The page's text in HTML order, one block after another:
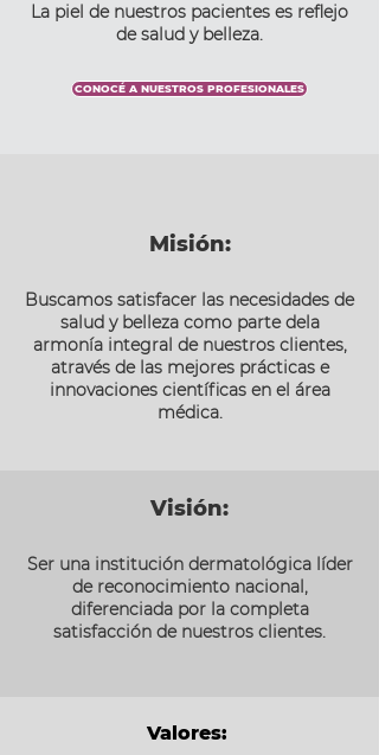
La piel de nuestros pacientes es reflejo
de salud y belleza.
CONOCÉ A NUESTROS PROFESIONALES
Misión:
Buscamos satisfacer las necesidades de
salud y belleza como parte dela
armonía integral de nuestros clientes,
através de las mejores prácticas e
innovaciones científicas en el área
médica.
Visión:
Ser una institución dermatológica líder
de reconocimiento nacional,
diferenciada por la completa
satisfacción de nuestros clientes.
Valores: